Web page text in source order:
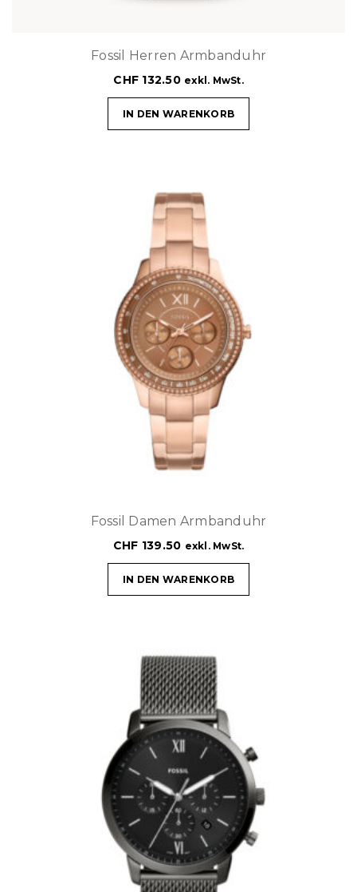
Fossil Herren Armbanduhr
CHF 132.50 exkl. MwSt.
IN DEN WARENKORB
Fossil Damen Armbanduhr
CHF 139.50 exkl. MwSt.
IN DEN WARENKORB